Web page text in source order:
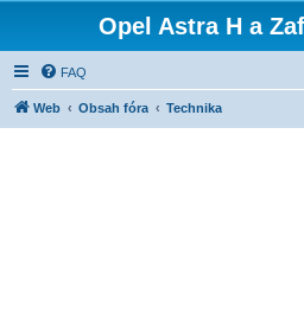
Opel Astra H a
FAQ
Web Obsah fóra Technika